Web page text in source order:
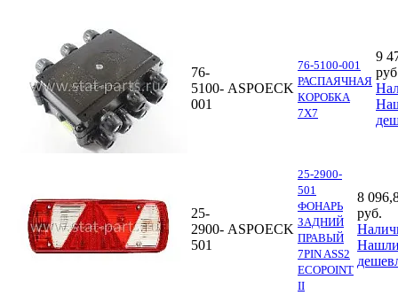
76-
5100-
001
ASPOECK
76-5100-001
РАСПАЯЧНАЯ
КОРОБКА
7X7
9
25-
2900-
501
ASPOECK
25-2900-
501
ФОНАРЬ
ЗАДНИЙ
ПРАВЫЙ
7PIN ASS2
ECOPOINT
II
8
руб.